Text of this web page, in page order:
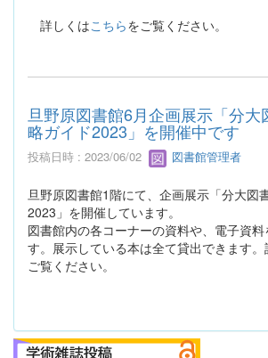
詳しくはこちらをご覧ください。
旦野原図書館6月企画展示「分大
略ガイド2023」を開催中です
投稿日時 : 2023/06/02 図書館管理者
旦野原図書館1階にて、企画展示「分大図
2023」を開催しています。
図書館内の各コーナーの資料や、電子資料
す。展示している本は全て貸出できます。
ご覧ください。